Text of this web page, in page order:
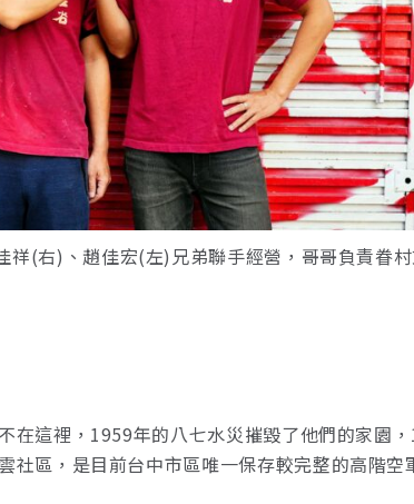
祥(右)、趙佳宏(左)兄弟聯手經營，哥哥負責眷
在這裡，1959年的八七水災摧毀了他們的家園
社區，是目前台中市區唯一保存較完整的高階